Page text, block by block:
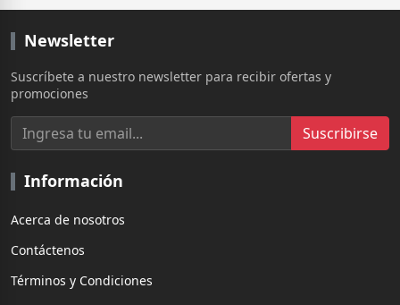
Newsletter
Suscríbete a nuestro newsletter para recibir ofertas y
promociones
Suscribirse
Información
Acerca de nosotros
Contáctenos
Términos y Condiciones